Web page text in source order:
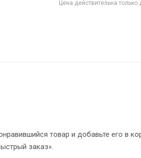
Цена действительна
товар и добавьте его в
заказ».